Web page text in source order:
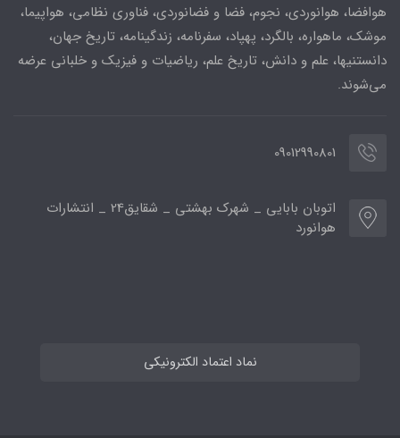
هوافضا، هوانوردی، نجوم، فضا و فضانوردی، فناوری نظامی، هواپیما،
موشک، ماهواره، بالگرد، پهپاد، سفرنامه، زندگینامه، تاریخ جهان،
دانستنیها، علم و دانش، تاریخ علم، ریاضیات و فیزیک و خلبانی عرضه
می‌شوند.
09012990801
اتوبان بابایی _ شهرک بهشتی _ شقایق24 _ انتشارات
هوانورد
نماد اعتماد الکترونیکی